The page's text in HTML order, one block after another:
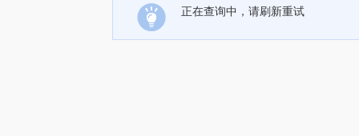
正在查询中，请刷新重试